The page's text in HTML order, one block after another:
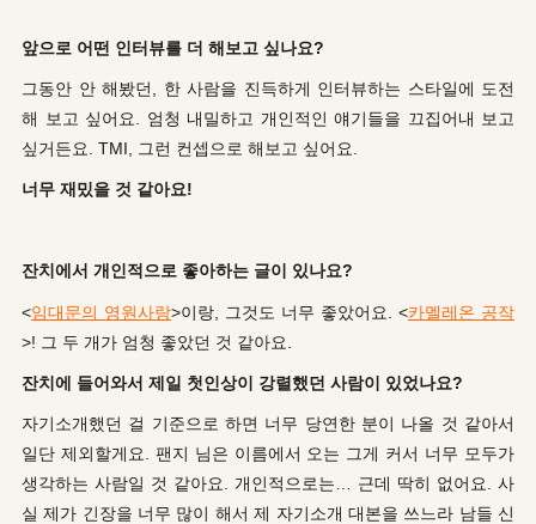
앞으로 어떤 인터뷰를 더 해보고 싶나요?
그동안 안 해봤던, 한 사람을 진득하게 인터뷰하는 스타일에 도전
해 보고 싶어요. 엄청 내밀하고 개인적인 얘기들을 끄집어내 보고
싶거든요. TMI, 그런 컨셉으로 해보고 싶어요.
너무 재밌을 것 같아요!
잔치에서 개인적으로 좋아하는 글이 있나요?
<임대문의 영원사랑>이랑, 그것도 너무 좋았어요. <카멜레온 공작
>! 그 두 개가 엄청 좋았던 것 같아요.
잔치에 들어와서 제일 첫인상이 강렬했던 사람이 있었나요?
자기소개했던 걸 기준으로 하면 너무 당연한 분이 나올 것 같아서
일단 제외할게요. 팬지 님은 이름에서 오는 그게 커서 너무 모두가
생각하는 사람일 것 같아요. 개인적으로는… 근데 딱히 없어요. 사
실 제가 긴장을 너무 많이 해서 제 자기소개 대본을 쓰느라 남들 신